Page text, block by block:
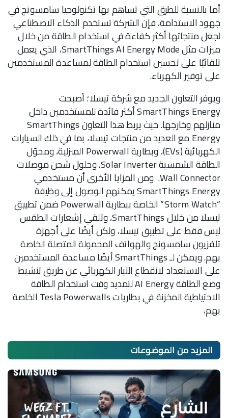
أما بالنسبة للطرق التي تساهم بها تكنولوجيا سامسونج في
جهود الاستدامة، فإن الشركة تستخدم الذكاء الاصطناعي
لجعل منتجاتها أكثر كفاءة في استخدام الطاقة من خلال
ميزات مثل SmartThings AI Energy Mode، الذي يعمل
تلقائيًا على تحسين استخدام الطاقة لمساعدة المستخدمين
على توفير الكهرباء.
ويوفر التعاون الجديد مع شركة تيسلا؛ أصبحت
SmartThings Energy أكثر فائدة للمستخدمين داخل
منازلهم وخارجها. حيث يربط هذا التعاون SmartThings
Energy مع العديد من منتجات تيسلا، بما في ذلك السيارات
الكهربائية (EVs)، وبطارية Powerwall المنزلية، ومحوّل
الطاقة الشمسية Solar Inverter، وحلول شحن موصلات
Wall Connector. ومن المزايا الأخرى أن مستخدمي
SmartThings Energy يمكنهم الوصول إلى وظيفة
“Storm Watch” الخاصة ببطارية Powerwall ضمن تطبيق
تيسلا من خلال SmartThings، وتلقي إشعارات الطقس
ليس فقط على تطبيق تيسلا، ولكن أيضًا على أجهزة
تلفزيون سامسونج والهواتف المحمولة المتصلة الخاصة
بهم. ويمكن لـ SmartThings أيضًا مساعدة المستخدمين
على الاستعداد لانقطاع التيار الكهربائي عن طريق تنشيط
وضع الطاقة AI Energy لتمديد وقت استخدام الطاقة
الاحتياطية المخزنة في بطاريات Tesla Powerwalls الخاصة
بهم،
المزيد منالموضوعات